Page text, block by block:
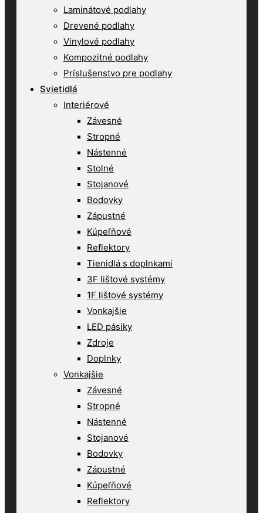
Laminátové podlahy
Drevené podlahy
Vinylové podlahy
Kompozitné podlahy
Príslušenstvo pre podlahy
Svietidlá
Interiérové
Závesné
Stropné
Nástenné
Stolné
Stojanové
Bodovky
Zápustné
Kúpeľňové
Reflektory
Tienidlá s doplnkami
3F lištové systémy
1F lištové systémy
Vonkajšie
LED pásiky
Zdroje
Doplnky
Vonkajšie
Závesné
Stropné
Nástenné
Stojanové
Bodovky
Zápustné
Kúpeľňové
Reflektory